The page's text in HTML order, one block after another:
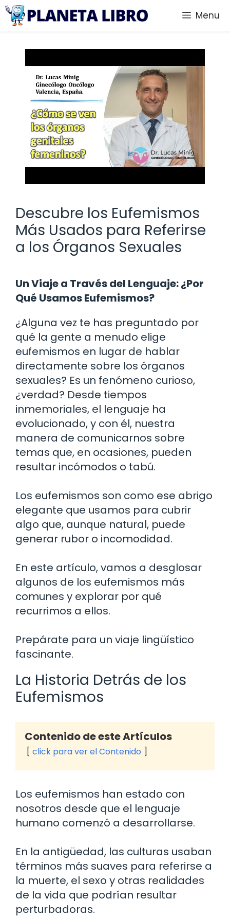
Saltar
Menu
Descubre los Eufemismos
Más Usados para Referirse
a los Órganos Sexuales
Un Viaje a Través del Lenguaje: ¿Por
Qué Usamos Eufemismos?
¿Alguna vez te has preguntado por
qué la gente a menudo elige
eufemismos en lugar de hablar
directamente sobre los órganos
sexuales? Es un fenómeno curioso,
¿verdad? Desde tiempos
inmemoriales, el lenguaje ha
evolucionado, y con él, nuestra
manera de comunicarnos sobre
temas que, en ocasiones, pueden
resultar incómodos o tabú.
Los eufemismos son como ese abrigo
elegante que usamos para cubrir
algo que, aunque natural, puede
generar rubor o incomodidad.
En este artículo, vamos a desglosar
algunos de los eufemismos más
comunes y explorar por qué
recurrimos a ellos.
Prepárate para un viaje lingüístico
fascinante.
La Historia Detrás de los
Eufemismos
Contenido de este Artículos
click para ver el Contenido
Los eufemismos han estado con
nosotros desde que el lenguaje
humano comenzó a desarrollarse.
En la antigüedad, las culturas usaban
términos más suaves para referirse a
la muerte, el sexo y otras realidades
de la vida que podrían resultar
perturbadoras.